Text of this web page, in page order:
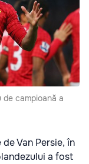
campioană a
Van Persie, în
a fost